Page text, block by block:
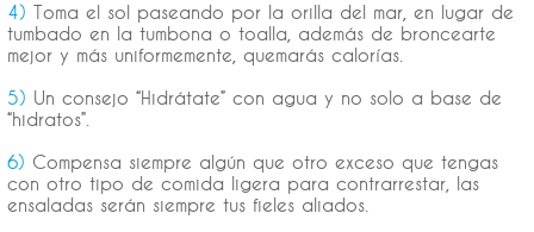
4) Toma el sol paseando por la orilla del mar, en lugar de
tumbado en la tumbona o toalla, además de broncearte
mejor y más uniformemente, quemarás calorías.
5) Un consejo “Hidrátate” con agua y no solo a base de
“hidratos”.
6) Compensa siempre algún que otro exceso que tengas
con otro tipo de comida ligera para contrarrestar, las
ensaladas serán siempre tus fieles aliados.